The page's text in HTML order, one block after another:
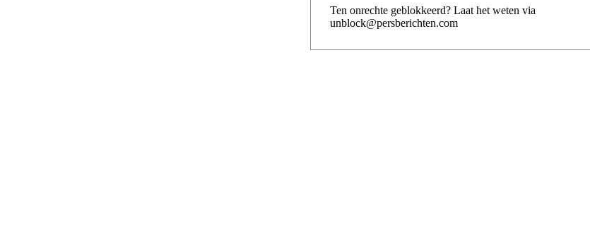
Ten onrechte geblokkeerd? Laat het weten via
unblock@persberichten.com